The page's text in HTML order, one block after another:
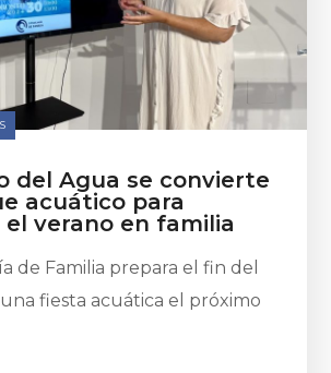
del Agua se convierte
acuático para
el verano en familia
de Familia prepara el fin del
fiesta acuática el próximo